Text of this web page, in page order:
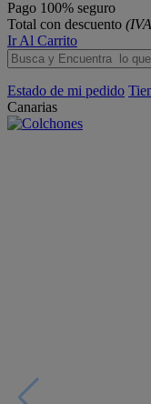
Pago 100% seguro
Total con descuento
Ir Al Carrito
Estado de mi pedido
Canarias